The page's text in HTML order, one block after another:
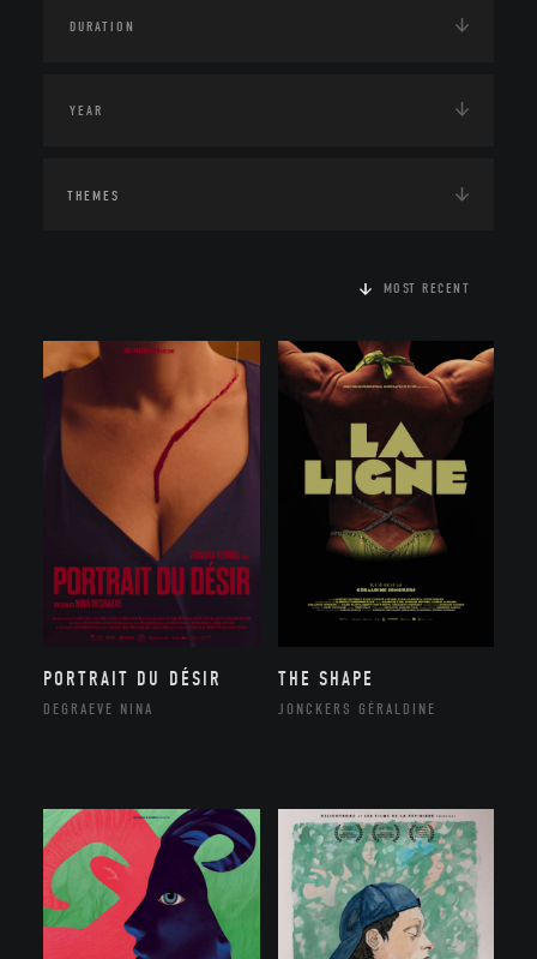
THEMES
MOST RECENT
PORTRAIT DU DÉSIR
DEGRAEVE NINA
THE SHAPE
JONCKERS GÉRALDINE